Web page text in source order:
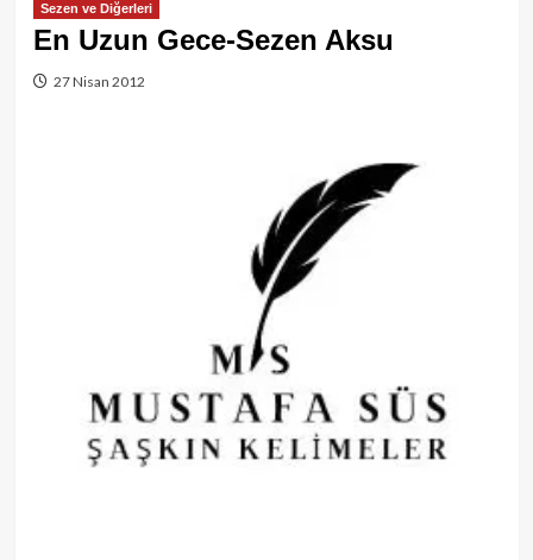
Sezen ve Diğerleri
En Uzun Gece-Sezen Aksu
27 Nisan 2012